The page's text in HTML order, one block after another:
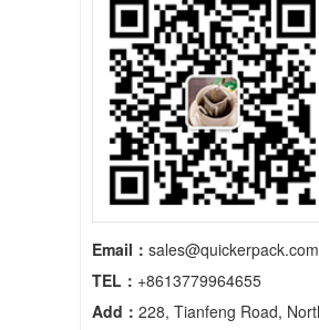
Email： sales@quickerpack.com
TEL： +8613779964655
Add： 228, Tianfeng Road,